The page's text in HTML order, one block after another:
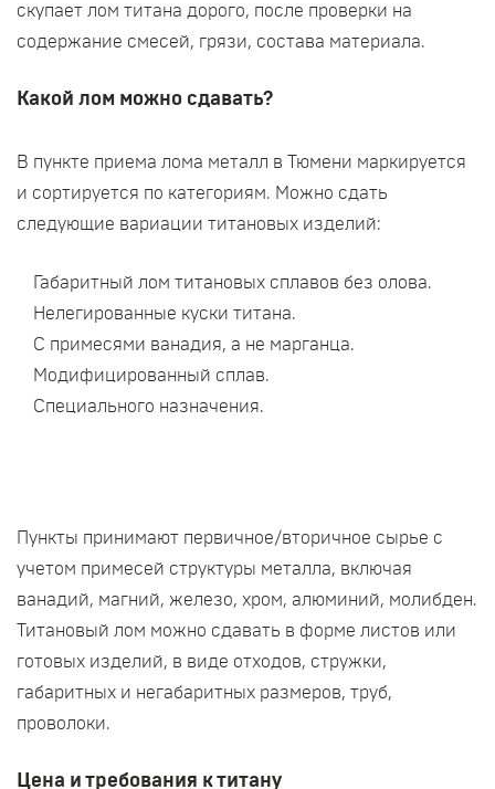
скупает лом титана дорого, после проверки на
содержание смесей, грязи, состава материала.
Какой лом можно сдавать?
В пункте приема лома металл в Тюмени маркируется
и сортируется по категориям. Можно сдать
следующие вариации титановых изделий:
Габаритный лом титановых сплавов без олова.
Нелегированные куски титана.
С примесями ванадия, а не марганца.
Модифицированный сплав.
Специального назначения.
Пункты принимают первичное/вторичное сырье с
учетом примесей структуры металла, включая
ванадий, магний, железо, хром, алюминий, молибден.
Титановый лом можно сдавать в форме листов или
готовых изделий, в виде отходов, стружки,
габаритных и негабаритных размеров, труб,
проволоки.
Цена и требования к титану